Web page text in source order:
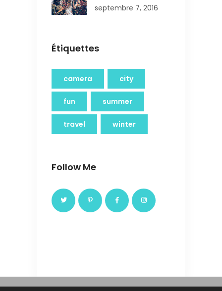
septembre 7, 2016
Étiquettes
camera city
fun summer
travel winter
Follow Me